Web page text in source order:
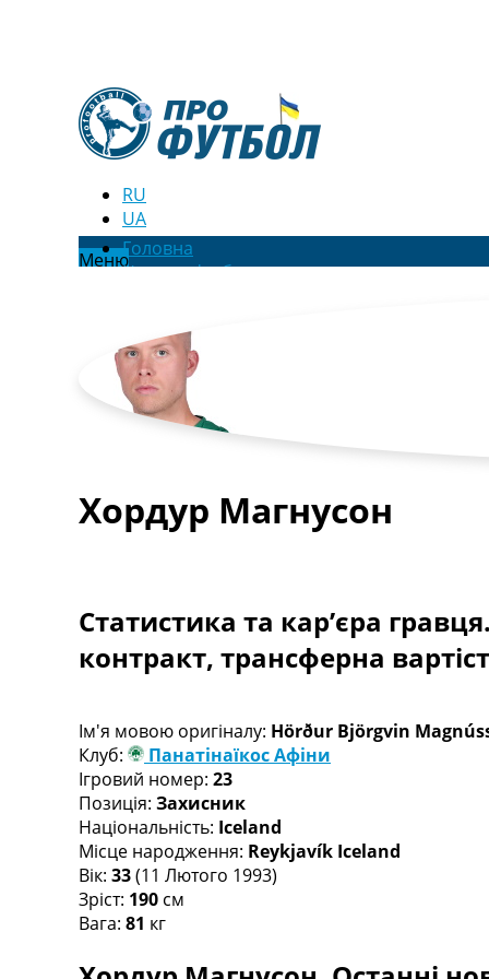
RU
UA
МенюГоловна
Новини футболу
Футбольні трансфери
Останні коментарі
Конкурс прогнозів
Логін
Рейтінги
Турніри
Чемпіонат Світу
Англія. Прем’єр-Ліга
Іспанія. Ла Ліга
Ще Турніри >>>
Чемпіонат Світу. Турнирні таблиці
Таблиця УПЛ
Перша Ліга
Таблиця АПЛ
Таблиця Ла Ліги
Таблиця Ліги Чемпіонів
Всі таблиці >>>
Рейтинги
Рейтинг ФІФА
Хордур Магнусон
Статистика та кар’єра
контракт, трансферна
Ім'я мовою оригіналу: Hörður Björgvin
Клуб:
Панатінаїкос Афіни
Ігровий номер: 23
Позиція: Захисник
Національність: Iceland
Місце народження: Reykjavík Iceland
Вік: 33(11 Лютого 1993)
Зріст: 190 см
Вага: 81 кг